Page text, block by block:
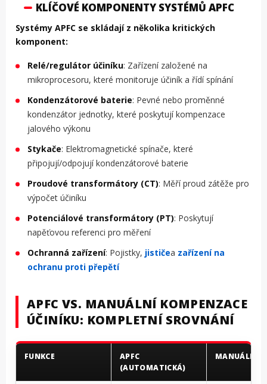
KLÍČOVÉ KOMPONENTY SYSTÉMŮ APFC
Systémy APFC se skládají z několika kritických
komponent:
Relé/regulátor účiníku: Zařízení založené na
mikroprocesoru, které monitoruje účiník a řídí spínání
Kondenzátorové baterie: Pevné nebo proměnné
kondenzátor jednotky, které poskytují kompenzace
jalového výkonu
Stykače: Elektromagnetické spínače, které
připojují/odpojují kondenzátorové baterie
Proudové transformátory (CT): Měří proud zátěže pro
výpočet účiníku
Potenciálové transformátory (PT): Poskytují
napěťovou referenci pro měření
Ochranná zařízení: Pojistky, jističea zařízení na
ochranu proti přepětí
APFC VS. MANUÁLNÍ KOMPENZACE
ÚČINÍKU: KOMPLETNÍ SROVNÁNÍ
FUNKCE
APFC
(AUTOMATICKÁ)
MANUÁLNÍ